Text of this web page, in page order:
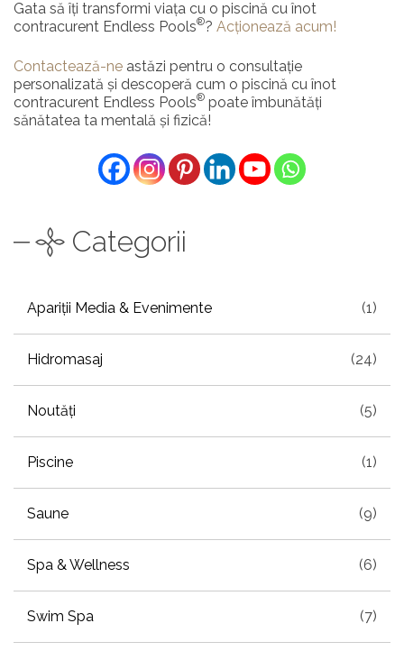
Gata să îți transformi viața cu o piscină cu înot
contracurent Endless Pools®? Acționează acum!
Contactează-ne astăzi pentru o consultație
personalizată și descoperă cum o piscină cu înot
contracurent Endless Pools® poate îmbunătăți
sănătatea ta mentală și fizică!
Categorii
Apariții Media & Evenimente (1)
Hidromasaj (24)
Noutăți (5)
Piscine (1)
Saune (9)
Spa & Wellness (6)
Swim Spa (7)